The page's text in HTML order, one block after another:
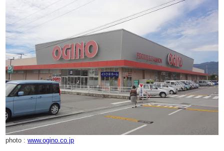
photo :www.ogino.co.jp